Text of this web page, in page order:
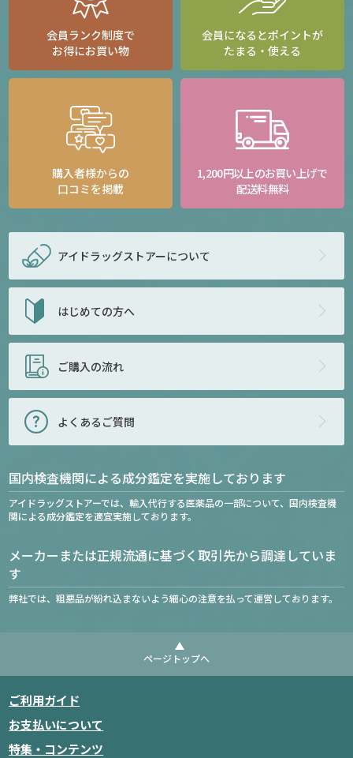
会員ランク制度で
お得にお買い物
会員になるとポイントが
たまる・使える
購入者様からの
口コミを掲載
1,200円以上のお買い上げで
配送料無料
アイドラッグストアーについて
はじめての方へ
ご購入の流れ
よくあるご質問
国内検査機関による成分鑑定を実施しております
アイドラッグストアーでは、輸入代行する医薬品の一部について、国内検査機
関による成分鑑定を適宜実施しております。
メーカーまたは正規流通に基づく取引先から調達していま
す
弊社では、粗悪品が紛れ込まないよう細心の注意を払って運営しております。
ページトップへ
ご利用ガイド
お支払いについて
特集・コンテンツ